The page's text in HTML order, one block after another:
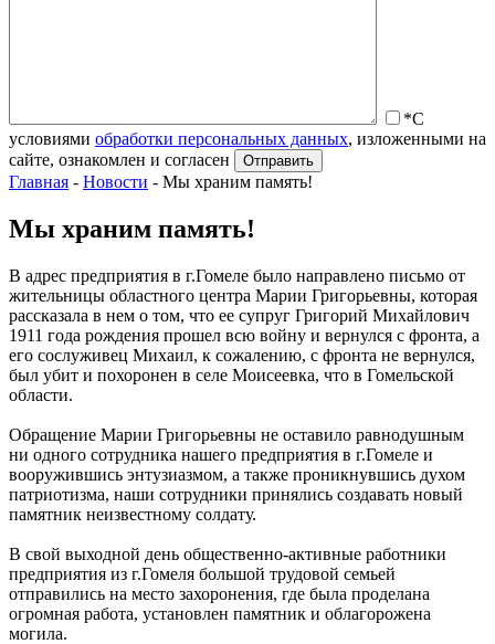
*С
условиями обработки персональных данных, изложенными на
сайте, ознакомлен и согласен
Главная - Новости - Мы храним память!
Мы храним память!
В адрес предприятия в г.Гомеле было направлено письмо от
жительницы областного центра Марии Григорьевны, которая
рассказала в нем о том, что ее супруг Григорий Михайлович
1911 года рождения прошел всю войну и вернулся с фронта, а
его сослуживец Михаил, к сожалению, с фронта не вернулся,
был убит и похоронен в селе Моисеевка, что в Гомельской
области.
Обращение Марии Григорьевны не оставило равнодушным
ни одного сотрудника нашего предприятия в г.Гомеле и
вооружившись энтузиазмом, а также проникнувшись духом
патриотизма, наши сотрудники принялись создавать новый
памятник неизвестному солдату.
В свой выходной день общественно-активные работники
предприятия из г.Гомеля большой трудовой семьей
отправились на место захоронения, где была проделана
огромная работа, установлен памятник и облагорожена
могила.